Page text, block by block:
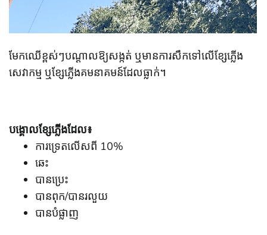
មែកឈើខ្ពស់ៗបណ្តាលឱ្យសង្កត់ ឬមានការសឹកទៅលើខ្សែភ្លើង
សេវាកម្ម ឬខ្សែភ្លើងគមនាគមន៍ដែលធ្លាក់។
បង្គោលខ្សែភ្លើងដែល៖
ការទ្រេតលើសពី 10%
ឆេះ
បានប្រេះ
បានពុក/បានរលួយ
បានបំផ្លាញ